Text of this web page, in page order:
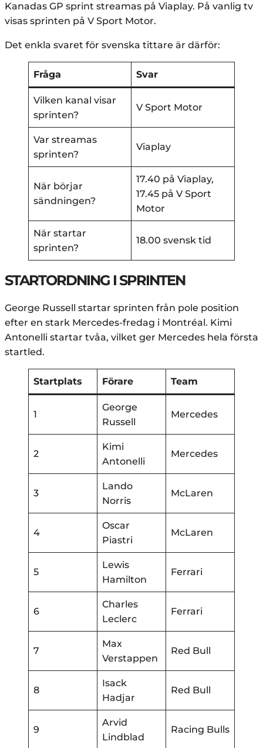
Kanadas GP sprint streamas på Viaplay. På vanlig tv
visas sprinten på V Sport Motor.
Det enkla svaret för svenska tittare är därför:
Fråga Svar
Vilken kanal visar
sprinten?
V Sport Motor
Var streamas
sprinten?
Viaplay
När börjar
sändningen?
17.40 på Viaplay,
17.45 på V Sport
Motor
När startar
sprinten?
18.00 svensk tid
STARTORDNING I SPRINTEN
George Russell startar sprinten från pole position
efter en stark Mercedes-fredag i Montréal. Kimi
Antonelli startar tvåa, vilket ger Mercedes hela första
startled.
Startplats Förare Team
1
George
Russell
Mercedes
2
Kimi
Antonelli
Mercedes
3
Lando
Norris
McLaren
4
Oscar
Piastri
McLaren
5
Lewis
Hamilton
Ferrari
6
Charles
Leclerc
Ferrari
7
Max
Verstappen
Red Bull
8
Isack
Hadjar
Red Bull
9
Arvid
Lindblad
Racing Bulls